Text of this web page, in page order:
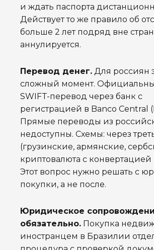
и ждать паспорта
Действует то же правило об
больше 2 лет подряд вне
аннулируется.
Перевод денег. Для россиян
сложный момент.
SWIFT-перевод через банк с
регистрацией в Banco Central
Прямые переводы из
недоступны. Схемы: через
(грузинские, армянские,
криптовалюта с конвертацией
Этот вопрос нужно решать с
покупки, а не после.
Юридическое
обязательно. Покупка
иностранцем в Бразилии